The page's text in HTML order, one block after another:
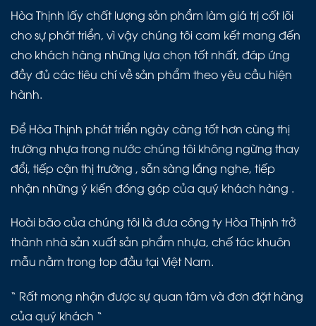
Hòa Thịnh lấy chất lượng sản phẩm làm giá trị cốt lõi
cho sự phát triển, vì vậy chúng tôi cam kết mang đến
cho khách hàng những lựa chọn tốt nhất, đáp ứng
đầy đủ các tiêu chí về sản phẩm theo yêu cầu hiện
hành.
Để Hòa Thịnh phát triển ngày càng tốt hơn cùng thị
trường nhựa trong nước chúng tôi không ngừng thay
đổi, tiếp cận thị trường , sẵn sàng lắng nghe, tiếp
nhận những ý kiến đóng góp của quý khách hàng .
Hoài bão của chúng tôi là đưa công ty Hòa Thịnh trở
thành nhà sản xuất sản phẩm nhựa, chế tác khuôn
mẫu nằm trong top đầu tại Việt Nam.
“ Rất mong nhận được sự quan tâm và đơn đặt hàng
của quý khách “